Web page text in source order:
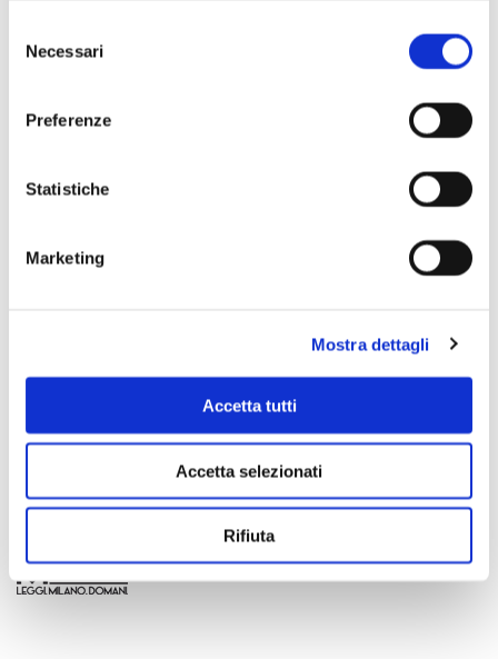
delNecessari
Preferenze
Statistiche
Marketing
Mostra dettagli
Accetta tutti
Accetta selezionati
Rifiuta